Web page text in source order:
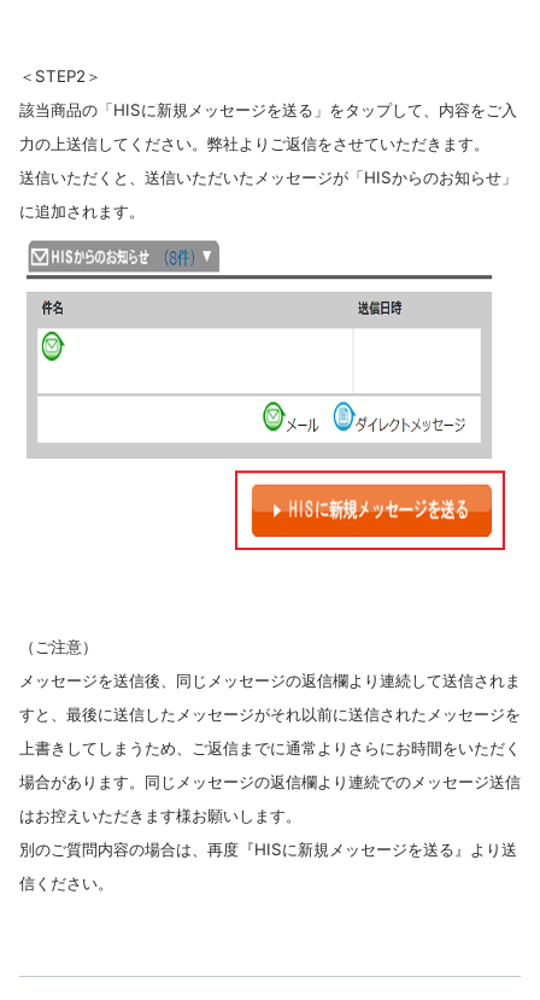
＜STEP2＞
該当商品の「HISに新規メッセージを送る」をタップして、内容をご入
力の上送信してください。弊社よりご返信をさせていただきます。
送信いただくと、送信いただいたメッセージが「HISからのお知らせ」
に追加されます。
（ご注意）
メッセージを送信後、同じメッセージの返信欄より連続して送信されま
すと、最後に送信したメッセージがそれ以前に送信されたメッセージを
上書きしてしまうため、ご返信までに通常よりさらにお時間をいただく
場合があります。同じメッセージの返信欄より連続でのメッセージ送信
はお控えいただきます様お願いします。
別のご質問内容の場合は、再度『HISに新規メッセージを送る』より送
信ください。